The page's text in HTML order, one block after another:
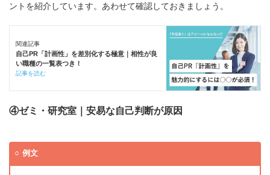
ントを紹介しています。あわせて確認しておきましょう。
関連記事
自己PR「計画性」を差別化する極意｜相性が良
い職種の一覧表つき！
記事を読む
④ゼミ・研究室｜安易な自己判断が原因
例文